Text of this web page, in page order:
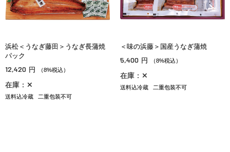
浜松＜うなぎ藤田＞うなぎ長蒲焼
パック
12,420 円 （8%税込）
在庫：✕
送料込冷蔵 二重包装不可
＜味の浜藤＞国産うなぎ蒲焼
5,400 円 （8%税込）
在庫：✕
送料込冷蔵 二重包装不可